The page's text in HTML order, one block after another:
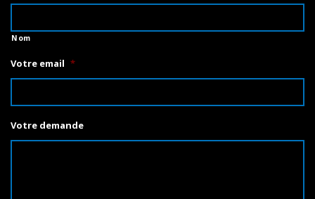
Nom
Votre email *
Votre demande